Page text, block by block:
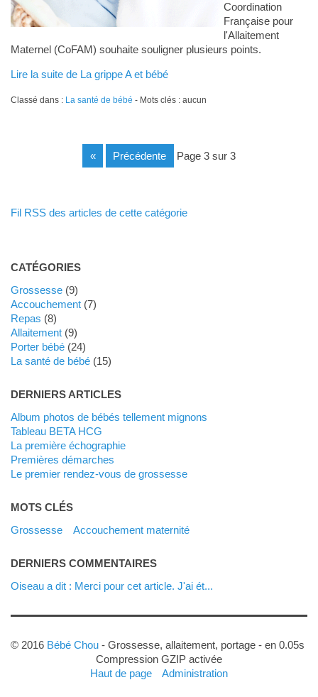
Coordination
Française pour
l'Allaitement
Maternel (CoFAM) souhaite souligner plusieurs points.
Lire la suite de La grippe A et bébé
Classé dans : La santé de bébé - Mots clés : aucun
« précédente page 3 sur 3
Fil RSS des articles de cette catégorie
CATÉGORIES
Grossesse(9)
Accouchement(7)
Repas (8)
Allaitement(9)
Porter bébé(24)
La santé de bébé(15)
DERNIERS ARTICLES
Album photos de bébés tellement mignons
Tableau BETA HCG
La première échographie
Premières démarches
Le premier rendez-vous de grossesse
MOTS CLÉS
grossesse
accouchement maternité
DERNIERS COMMENTAIRES
Oiseau a dit : Merci pour cet article. J'ai ét...
© 2016 Bébé Chou - Grossesse, allaitement, portage - en 0.05s
Compression GZIP activée
Haut de page
Administration